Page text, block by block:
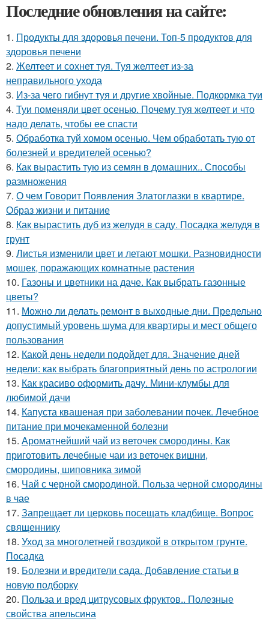
Последние обновления на сайте:
1. Продукты для здоровья печени. Топ-5 продуктов для
здоровья печени
2. Желтеет и сохнет туя. Туя желтеет из-за
неправильного ухода
3. Из-за чего гибнут туя и другие хвойные. Подкормка туи
4. Туи поменяли цвет осенью. Почему туя желтеет и что
надо делать, чтобы ее спасти
5. Обработка туй хомом осенью. Чем обработать тую от
болезней и вредителей осенью?
6. Как вырастить тую из семян в домашних.. Способы
размножения
7. О чем Говорит Появления Златоглазки в квартире.
Образ жизни и питание
8. Как вырастить дуб из желудя в саду. Посадка желудя в
грунт
9. Листья изменили цвет и летают мошки. Разновидности
мошек, поражающих комнатные растения
10. Газоны и цветники на даче. Как выбрать газонные
цветы?
11. Можно ли делать ремонт в выходные дни. Предельно
допустимый уровень шума для квартиры и мест общего
пользования
12. Какой день недели подойдет для. Значение дней
недели: как выбрать благоприятный день по астрологии
13. Как красиво оформить дачу. Мини-клумбы для
любимой дачи
14. Капуста квашеная при заболевании почек. Лечебное
питание при мочекаменной болезни
15. Ароматнейший чай из веточек смородины. Как
приготовить лечебные чаи из веточек вишни,
смородины, шиповника зимой
16. Чай с черной смородиной. Польза черной смородины
в чае
17. Запрещает ли церковь посещать кладбище. Вопрос
священнику
18. Уход за многолетней гвоздикой в открытом грунте.
Посадка
19. Болезни и вредители сада. Добавление статьи в
новую подборку
20. Польза и вред цитрусовых фруктов.. Полезные
свойства апельсина